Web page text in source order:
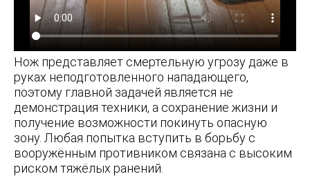
Нож представляет смертельную угрозу даже в
руках неподготовленного нападающего,
поэтому главной задачей является не
демонстрация техники, а сохранение жизни и
получение возможности покинуть опасную
зону. Любая попытка вступить в борьбу с
вооружённым противником связана с высоким
риском тяжёлых ранений.